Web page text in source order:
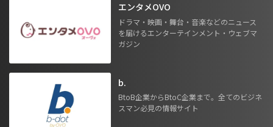
エンタメOVO
ドラマ・映画・舞台・音楽などのニュース
を届けるエンターテインメント・ウェブマ
ガジン
b.
BtoB企業からBtoC企業まで。全てのビジネ
スマン必見の情報サイト